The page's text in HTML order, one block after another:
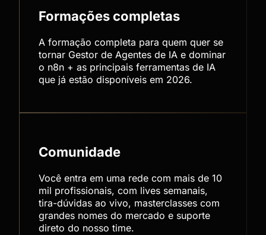
Formações completas
A formação completa para quem quer se
tornar Gestor de Agentes de IA e dominar
o n8n + as principais ferramentas de IA
que já estão disponíveis em 2026.
Comunidade
Você entra em uma rede com mais de 10
mil profissionais, com lives semanais,
tira-dúvidas ao vivo, masterclasses com
grandes nomes do mercado e suporte
direto do nosso time.